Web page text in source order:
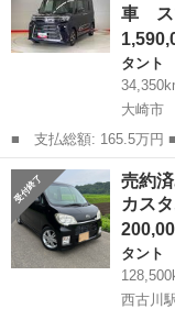
車 ス
タント
大崎市
■ 支払総額: 165.5万円 ■ 車両本体価格： 1,590,000 円 ■ メーカ
ー名： ダイハツ ■ 車
Ｘ １オーナ 禁煙車
ル 記録簿...
宮城 大崎市 タン
売約
カス
タント
西古川